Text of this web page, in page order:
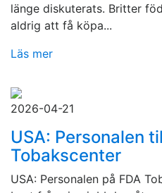
länge diskuterats. Britter
aldrig att få köpa...
Läs mer
2026-04-21
USA: Personalen
Tobakscenter
USA: Personalen på FDA